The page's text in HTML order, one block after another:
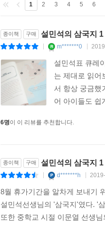
1 2 3 4 5 6
종이책 구매 설민석의 삼국지 1
m*******0
설민석표 큐레
는 제대로 읽어
서 항상 궁금했
어 아이들도 쉽
6명이 이 리뷰를 추천합니다.
종이책 구매 설민석의 삼국지 1
d*******h
8월 휴가기간을 알차게 보내기
설민석선생님의 '삼국지'였다. '
또한 중학교 시절 이문열 선생